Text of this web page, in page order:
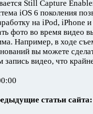
Still Capture
iOS 6 поколения
на iPod, iPhone
фото во время видео
Например, в ходе
вы можете
запись видео, что
статьи сайта: